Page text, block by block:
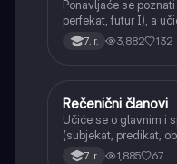
Ponavljaće se
perfekat, futur I), a
aorist, imperfekat,
glagolski prilozi i
7. r. 3,882 132
Srpski jezik
Rečenični članovi
Učiće se o glavnim i
(subjekat, predikat,
apozicija) i njihovoj
7. r. 1,885 67